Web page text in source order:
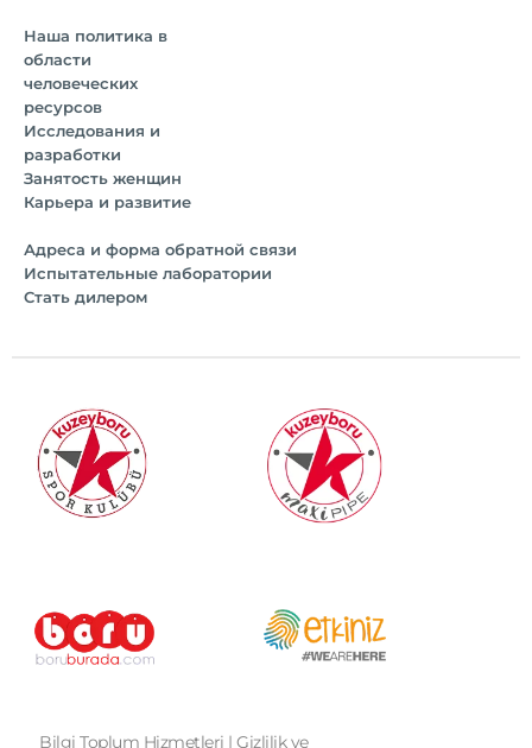
Наша политика в
области
человеческих
ресурсов
Исследования и
разработки
Занятость женщин
Карьера и развитие
Адреса и форма обратной связи
Испытательные лаборатории
Стать дилером
Bilgi Toplum Hizmetleri |Gizlilik ve